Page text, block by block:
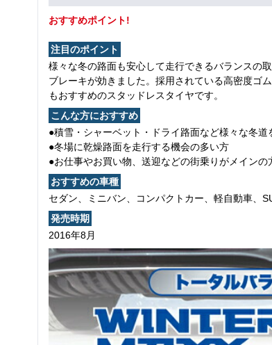
おすすめポイント!
注目のポイント
様々な冬の路面も安心して走行できるバランスの
ブレーキが効きました。採用されている高密度ゴ
もおすすめのスタッドレスタイヤです。
こんな方におすすめ
●積雪・シャーベット・ドライ路面など様々な冬道
●冬場に乾燥路面を走行する機会の多い方
●お仕事やお買い物、送迎などの街乗りがメインの
おすすめの車種
セダン、ミニバン、コンパクトカー、軽自動車、
発売時期
2016年8月